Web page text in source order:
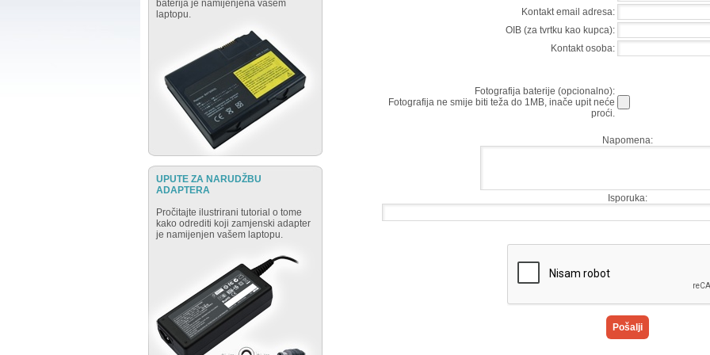
baterija je namijenjena vašem
laptopu.
UPUTE ZA NARUDŽBU
ADAPTERA
Pročitajte ilustrirani tutorial o tome
kako odrediti koji zamjenski adapter
je namijenjen vašem laptopu.
Kontakt email adresa:
OIB (za tvrtku kao kupca):
Kontakt osoba:
Fotografija baterije (opcionalno):
Fotografija ne smije biti teža do 1MB, inače upit neće
proći.
Napomena:
Isporuka: